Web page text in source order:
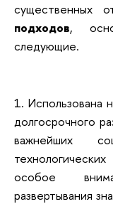
существенных
подходов,
следующие.
1. Использована
долгосрочного
важнейших
особое
развертывания